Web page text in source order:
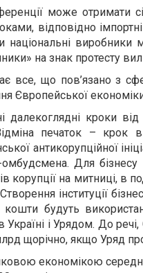
може отримати
відповідно
виробники
на знак протесту
все, що пов’язано з
Європейської
далекоглядні кроки
печаток –
антикорупційної
омбудсмена. Для
корупції на митниці, в
інституції
будуть
і Урядом. До
щорічно, якщо Уряд
економікою